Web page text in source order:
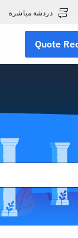
دردشة مباشرة
Quote